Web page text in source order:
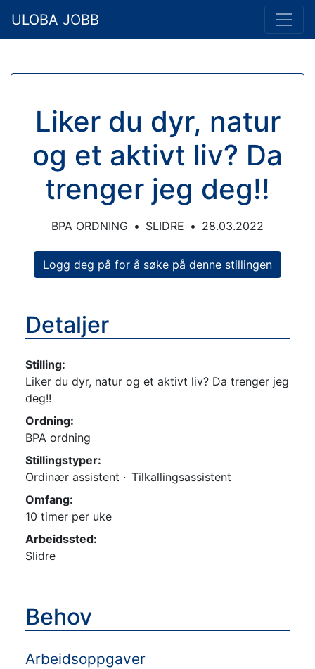
ULOBA JOBB
Liker du dyr, natur
og et aktivt liv? Da
trenger jeg deg!!
BPA ORDNING • SLIDRE • 28.03.2022
Logg deg på for å søke på denne stillingen
Detaljer
Stilling:
Liker du dyr, natur og et aktivt liv? Da trenger jeg
deg!!
Ordning:
BPA ordning
Stillingstyper:
Ordinær assistent · Tilkallingsassistent
Omfang:
10 timer per uke
Arbeidssted:
Slidre
Behov
Arbeidsoppgaver